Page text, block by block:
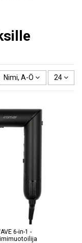
Nimi, A-Ö 24
6-in-1 -